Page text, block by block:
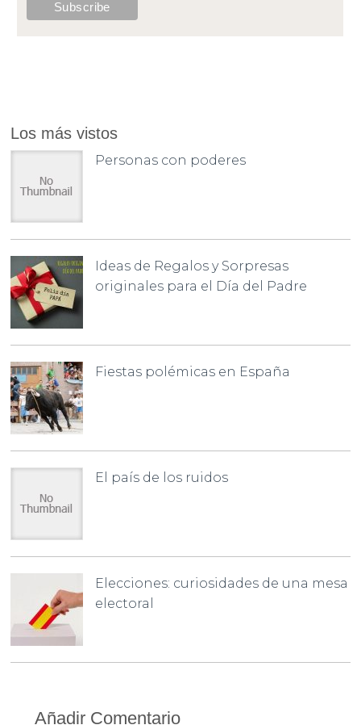
Los más vistos
Personas con poderes
Ideas de Regalos y Sorpresas
originales para el Día del Padre
Fiestas polémicas en España
El país de los ruidos
Elecciones: curiosidades de una mesa
electoral
Añadir Comentario